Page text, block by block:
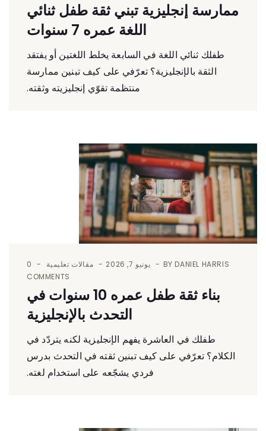
ممارسة إنجليزية تبني ثقة طفل ثنائي
اللغة عمره 7 سنوات
طفلك ثنائي اللغة في السابعة يخلط اللغتين أو يفتقد
الثقة بالإنجليزية؟ تعرّفي على كيف تبنين ممارسة
منتظمة تقوّي إنجليزيته وثقته.
BY DANIEL HARRIS يونيو 7, 2026 مقالات تعليمية
0
COMMENTS
بناء ثقة طفل عمره 10 سنوات في
التحدث بالإنجليزية
طفلك في العاشرة يفهم الإنجليزية لكنه يتردّد في
الكلام؟ تعرّفي على كيف تبنين ثقته في التحدث بدرس
فردي يشجّعه على استخدام لغته.